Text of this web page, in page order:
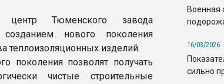
центр Тюменского завода
нового поколения
теплоизоляционных изделий.
поколения позволят получать
чистые строительные
Военная
16/03/2026
сильно